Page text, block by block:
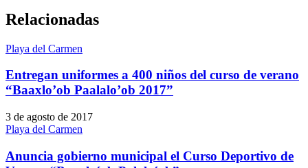
Relacionadas
Playa del Carmen
Entregan uniformes a 400 niños del curso de verano
“Baaxlo’ob Paalalo’ob 2017”
3 de agosto de 2017
Playa del Carmen
Anuncia gobierno municipal el Curso Deportivo de